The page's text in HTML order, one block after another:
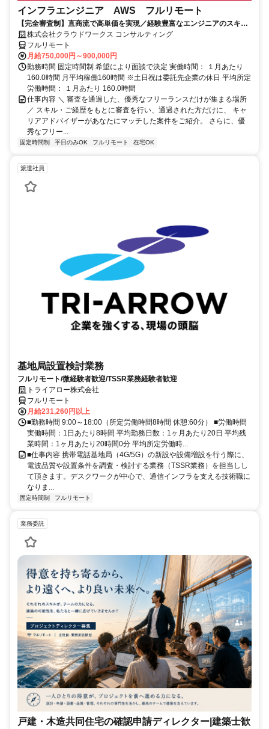
インフラエンジニア AWS フルリモート
【完全審査制】直商流で高単価を実現／経験豊富なエンジニアのスキル
に合致した案件を多数保有
株式会社クラウドワークス コンサルティング
フルリモート
月給750,000円～900,000円
勤務時間 固定時間制 希望により面談で決定 実働時間： １月あたり
160.0時間 月平均稼働160時間 ※土日祝は委託先企業の休日 平均所定
労働時間： １月あたり 160.0時間
仕事内容 ＼ 審査を通過した、優秀なフリーランスだけが集まる場所
／ スキル・ご経歴をもとに審査を行い、通過された方だけに、 キャ
リアアドバイザーがあなたにマッチした案件をご紹介。 さらに、優
秀なフリー...
固定時間制 平日のみOK フルリモート 在宅OK
派遣社員
基地局設置検討業務
フルリモート/微経験者歓迎/TSSR業務経験者歓迎
トライアロー株式会社
フルリモート
月給231,260円以上
■勤務時間 9:00～18:00（所定労働時間8時間 休憩:60分） ■労働時間
実働時間：1日あたり8時間 平均勤務日数：1ヶ月あたり20日 平均残
業時間：1ヶ月あたり20時間0分 平均所定労働時...
■仕事内容 携帯電話基地局（4G/5G）の新設や設備増設を行う際に、
電波品質や設置条件を調査・検討する業務（TSSR業務）を担当しし
て頂きます。デスクワークが中心で、通信インフラを支える技術職に
なりま...
固定時間制 フルリモート
業務委託
戸建・木造共同住宅の確認申請ディレクター|建築士歓